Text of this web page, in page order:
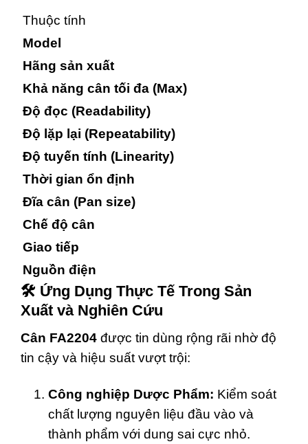
Thuộc tính
Model
Hãng sản xuất
Khả năng cân tối đa (Max)
Độ đọc (Readability)
Độ lặp lại (Repeatability)
Độ tuyến tính (Linearity)
Thời gian ổn định
Đĩa cân (Pan size)
Chế độ cân
Giao tiếp
Nguồn điện
🛠️ Ứng Dụng Thực Tế Trong Sản
Xuất và Nghiên Cứu
Cân FA2204 được tin dùng rộng rãi nhờ độ
tin cậy và hiệu suất vượt trội:
Công nghiệp Dược Phẩm: Kiểm soát
chất lượng nguyên liệu đầu vào và
thành phẩm với dung sai cực nhỏ.